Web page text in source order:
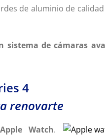
de aluminio de
sistema de cámaras
4
renovarte
Watch.